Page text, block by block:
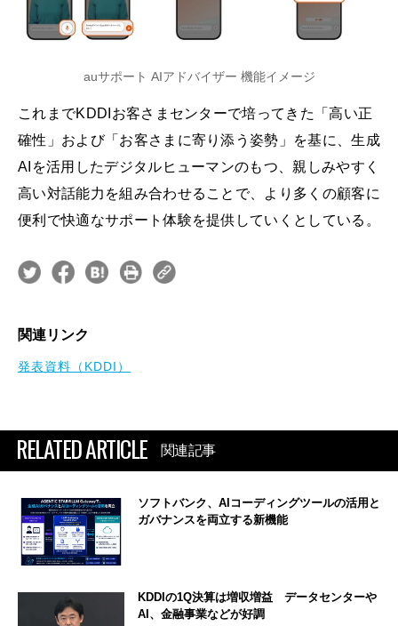
auサポート AIアドバイザー 機能イメージ
これまでKDDIお客さまセンターで培ってきた「高い正
確性」および「お客さまに寄り添う姿勢」を基に、生成
AIを活用したデジタルヒューマンのもつ、親しみやすく
高い対話能力を組み合わせることで、より多くの顧客に
便利で快適なサポート体験を提供していくとしている。
関連リンク
発表資料（KDDI）
RELATED ARTICLE 関連記事
ソフトバンク、AIコーディングツールの活用と
ガバナンスを両立する新機能
KDDIの1Q決算は増収増益 データセンターや
AI、金融事業などが好調